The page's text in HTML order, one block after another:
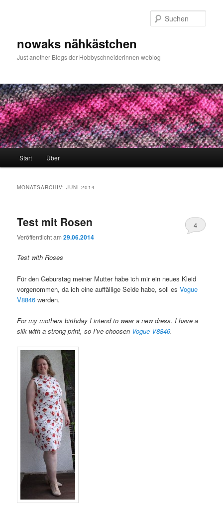
nowaks nähkästchen
Just another Blogs der Hobbyschneiderinnen weblog
Start Über
MONATSARCHIV:JUNI 2014
Test mit Rosen
Veröffentlicht am29.06.2014
4
Test with Roses
Für den Geburstag meiner Mutter habe ich mir ein neues Kleid
vorgenommen, da ich eine auffällige Seide habe, soll esVogue
V8846 werden.
For my mothers birthday I intend to wear a new dress. I have a
silk with a strong print, so I’ve choosen Vogue V8846.